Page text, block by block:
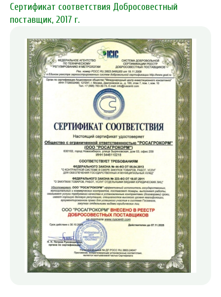
Сертификат соответствия Добросовестный
поставщик, 2017 г.